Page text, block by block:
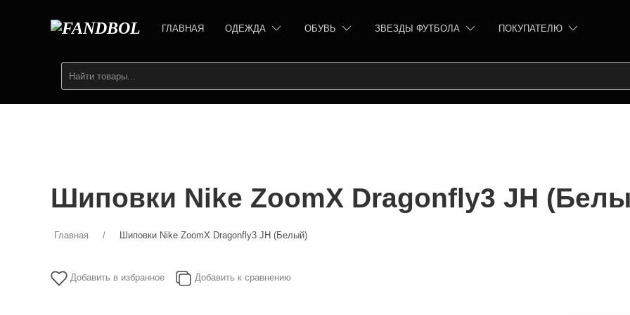
ГЛАВНАЯ ОДЕЖДА ОБУВЬ ЗВЕЗДЫ ФУТБОЛА ПОКУПАТЕЛЮ
Шиповки Nike ZoomX Dragonfly3 JH
Главная Шиповки Nike ZoomX Dragonfly3 JH (Белый)
Добавить в избранное Добавить к сравнению